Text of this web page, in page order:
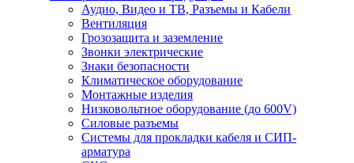
Аудио, Видео и ТВ, Разъемы и Кабели
Вентиляция
Грозозащита и заземление
Звонки электрические
Знаки безопасности
Климатическое оборудование
Монтажные изделия
Низковольтное оборудование (до 600V)
Силовые разъемы
Системы для прокладки кабеля и СИП-
арматура